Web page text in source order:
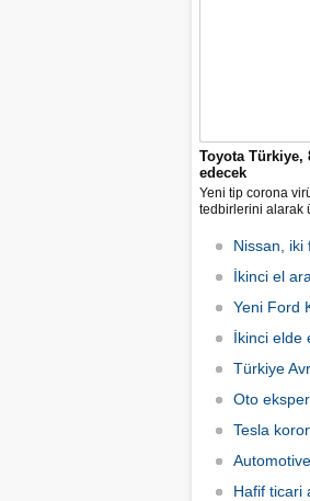
Toyota Türkiye,
edecek
Yeni tip corona
tedbirlerini alarak
ve ihracat
istihdam
Nissan, iki
İkinci el
Yeni Ford
İkinci elde
Türkiye
Oto
Tesla
Hafif ticari